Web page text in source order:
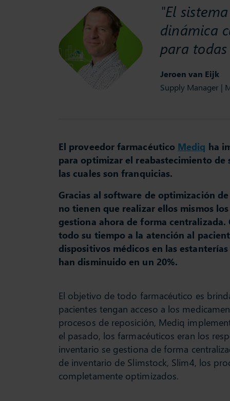
Jeroen van Eijk
Supply Manager |
"El
dinámica
para
El proveedor farmacéutico Mediq ha
para optimizar el reabastecimiento de
las cuales son franquicias.
Gracias al software de optimización
no tienen que realizar ellos mismos
gestiona ahora de forma
todo su tiempo a la atención al
dispositivos médicos en las
han disminuido en un 20%.
El objetivo de todo farmacéutico es
pacientes tengan acceso a los
procesos de reposición, Mediq
el pasado, los farmacéuticos eran los
inventario se gestiona de forma
de inventario de Slimstock, Slim4, los
completamente optimizados.